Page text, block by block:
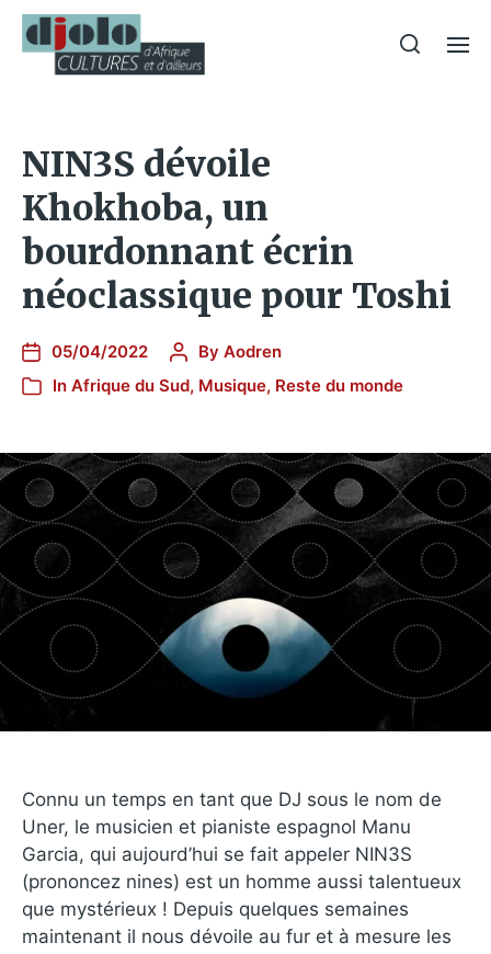
NIN3S dévoile
Khokhoba, un
bourdonnant écrin
néoclassique pour Toshi
05/04/2022 By Aodren
In Afrique du Sud, Musique, Reste du monde
Connu un temps en tant que DJ sous le nom de
Uner, le musicien et pianiste espagnol Manu
Garcia, qui aujourd’hui se fait appeler NIN3S
(prononcez nines) est un homme aussi talentueux
que mystérieux ! Depuis quelques semaines
maintenant il nous dévoile au fur et à mesure les